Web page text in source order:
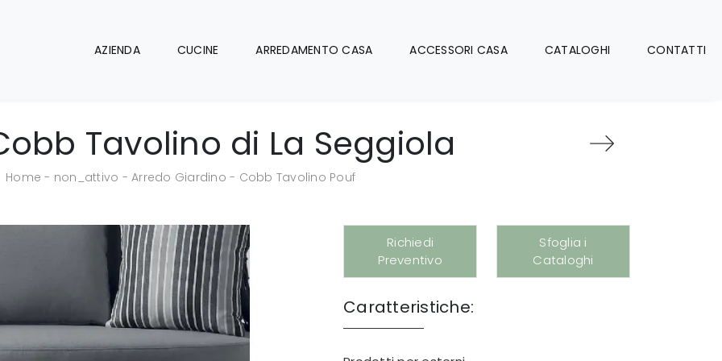
AZIENDA CUCINE ARREDAMENTO CASA ACCESSORI CASA CATALOGHI CONTATTI
Tavolino di La Seggiola
Home - non_attivo - Arredo Giardino - Cobb Tavolino Pouf
Richiedi
Preventivo
Sfoglia i
Cataloghi
Caratteristiche: